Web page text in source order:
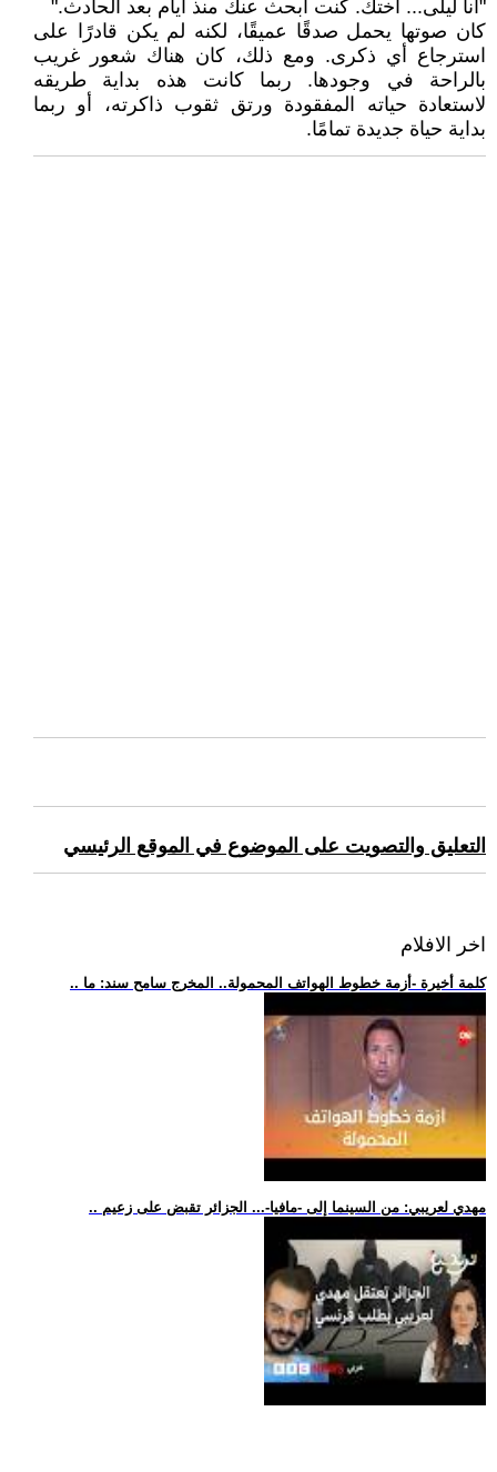
"أنا ليلى... أختك. كنت أبحث عنك منذ أيام بعد الحادث."
كان صوتها يحمل صدقًا عميقًا، لكنه لم يكن قادرًا على
استرجاع أي ذكرى. ومع ذلك، كان هناك شعور غريب
بالراحة في وجودها. ربما كانت هذه بداية طريقه
لاستعادة حياته المفقودة ورتق ثقوب ذاكرته، أو ربما
بداية حياة جديدة تمامًا.
التعليق والتصويت على الموضوع في الموقع الرئيسي
اخر الافلام
.. كلمة أخيرة -أزمة خطوط الهواتف المحمولة.. المخرج سامح سند: ما
.. مهدي لعريبي: من السينما إلى -مافيا-... الجزائر تقبض على زعيم